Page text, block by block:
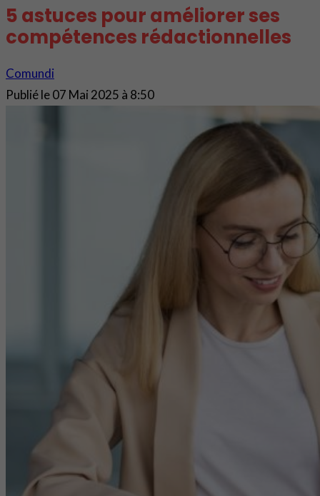
5 astuces pour améliorer ses
compétences rédactionnelles
Comundi
Publié le07 Mai 2025 à 8:50